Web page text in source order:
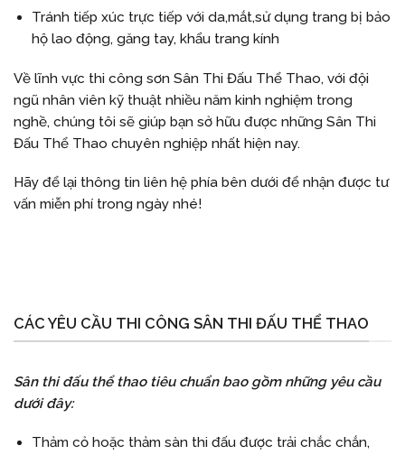
Tránh tiếp xúc trực tiếp với da,mắt,sử dụng trang bị bảo
hộ lao động, găng tay, khẩu trang kính
Về lĩnh vực thi công sơn Sân Thi Đấu Thể Thao, với đội
ngũ nhân viên kỹ thuật nhiều năm kinh nghiệm trong
nghề, chúng tôi sẽ giúp bạn sở hữu được những Sân Thi
Đấu Thể Thao chuyên nghiệp nhất hiện nay.
Hãy để lại thông tin liên hệ phía bên dưới để nhận được tư
vấn miễn phí trong ngày nhé!
CÁC YÊU CẦU THI CÔNG SÂN THI ĐẤU THỂ THAO
Sân thi đấu thể thao tiêu chuẩn bao gồm những yêu cầu
dưới đây:
Thảm cỏ hoặc thảm sàn thi đấu được trải chắc chắn,